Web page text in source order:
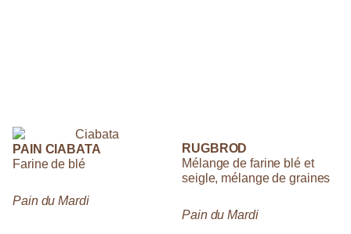
PAIN CIABATA
Farine de blé
Pain du Mardi
RUGBROD
Mélange de farine blé et
seigle, mélange de graines
Pain du Mardi